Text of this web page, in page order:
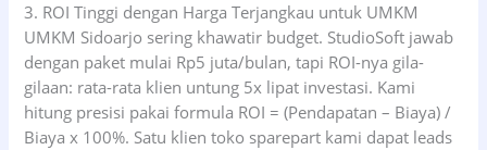
3. ROI Tinggi dengan Harga Terjangkau untuk UMKM
UMKM Sidoarjo sering khawatir budget. StudioSoft jawab
dengan paket mulai Rp5 juta/bulan, tapi ROI-nya gila-
gilaan: rata-rata klien untung 5x lipat investasi. Kami
hitung presisi pakai formula ROI = (Pendapatan – Biaya) /
Biaya x 100%. Satu klien toko sparepart kami dapat leads